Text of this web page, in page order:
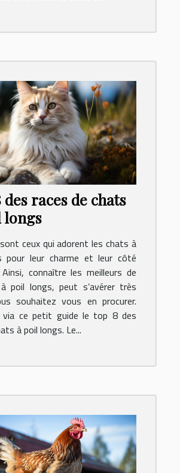
des races de chats
longs
ceux qui adorent les chats à
pour leur charme et leur côté
connaître les meilleurs de
poil longs, peut s’avérer très
souhaitez vous en procurer.
via ce petit guide le top 8 des
à poil longs. Le...